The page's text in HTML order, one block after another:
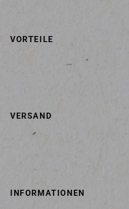
VORTEILE
VERSAND
INFORMATIONEN